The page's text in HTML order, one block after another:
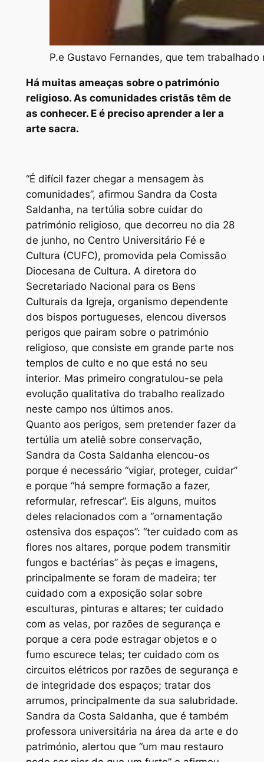
P.e Gustavo Fernandes, que tem
Há muitas ameaças sobre o património
religioso. As comunidades cristãs têm de
as conhecer. E é preciso aprender a ler a
arte sacra.
“É difícil fazer chegar a mensagem às
comunidades”, afirmou Sandra da Costa
Saldanha, na tertúlia sobre cuidar do
património religioso, que decorreu no dia 28
de junho, no Centro Universitário Fé e
Cultura (CUFC), promovida pela Comissão
Diocesana de Cultura. A diretora do
Secretariado Nacional para os Bens
Culturais da Igreja, organismo dependente
dos bispos portugueses, elencou diversos
perigos que pairam sobre o património
religioso, que consiste em grande parte nos
templos de culto e no que está no seu
interior. Mas primeiro congratulou-se pela
evolução qualitativa do trabalho realizado
neste campo nos últimos anos.
Quanto aos perigos, sem pretender fazer da
tertúlia um ateliê sobre conservação,
Sandra da Costa Saldanha elencou-os
porque é necessário “vigiar, proteger, cuidar”
e porque “há sempre formação a fazer,
reformular, refrescar”. Eis alguns, muitos
deles relacionados com a “ornamentação
ostensiva dos espaços”: “ter cuidado com as
flores nos altares, porque podem transmitir
fungos e bactérias” às peças e imagens,
principalmente se foram de madeira; ter
cuidado com a exposição solar sobre
esculturas, pinturas e altares; ter cuidado
com as velas, por razões de segurança e
porque a cera pode estragar objetos e o
fumo escurece telas; ter cuidado com os
circuitos elétricos por razões de segurança e
de integridade dos espaços; tratar dos
arrumos, principalmente da sua salubridade.
Sandra da Costa Saldanha, que é também
professora universitária na área da arte e do
património, alertou que “um mau restauro